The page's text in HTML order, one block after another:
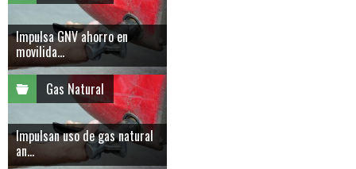
Impulsa GNV ahorro en
movilida...
Gas Natural
Impulsan uso de gas natural
an...